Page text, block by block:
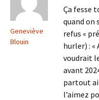
Geneviève
Blouin
Ça fesse
quand on
refus «
hurler) : «
voudrait
avant
partout
l’aimez